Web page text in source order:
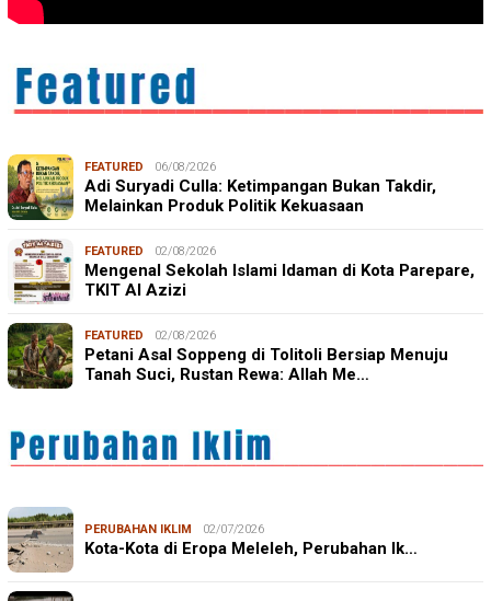
FEATURED 06/08/2026
Adi Suryadi Culla: Ketimpangan Bukan Takdir,
Melainkan Produk Politik Kekuasaan
FEATURED 02/08/2026
Mengenal Sekolah Islami Idaman di Kota Parepare,
TKIT Al Azizi
FEATURED 02/08/2026
Petani Asal Soppeng di Tolitoli Bersiap Menuju
Tanah Suci, Rustan Rewa: Allah Me…
PERUBAHAN IKLIM 02/07/2026
Kota-Kota di Eropa Meleleh, Perubahan Ik…